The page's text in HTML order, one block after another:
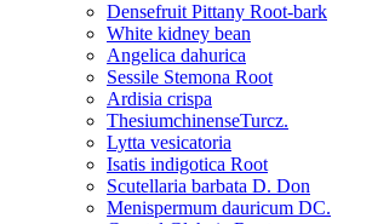
Densefruit Pittany Root-bark
White kidney bean
Angelica dahurica
Sessile Stemona Root
Ardisia crispa
ThesiumchinenseTurcz.
Lytta vesicatoria
Isatis indigotica Root
Scutellaria barbata D. Don
Menispermum dauricum DC.